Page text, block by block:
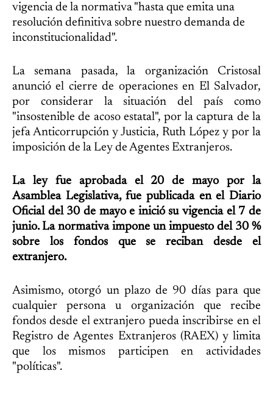
vigencia de la normativa "hasta que emita una
resolución definitiva sobre nuestro demanda de
inconstitucionalidad".
La semana pasada, la organización Cristosal
anunció el cierre de operaciones en El Salvador,
por considerar la situación del país como
"insostenible de acoso estatal", por la captura de la
jefa Anticorrupción y Justicia, Ruth López y por la
imposición de la Ley de Agentes Extranjeros.
La ley fue aprobada el 20 de mayo por la
Asamblea Legislativa, fue publicada en el Diario
Oficial del 30 de mayo e inició su vigencia el 7 de
junio. La normativa impone un impuesto del 30 %
sobre los fondos que se reciban desde el
extranjero.
Asimismo, otorgó un plazo de 90 días para que
cualquier persona u organización que recibe
fondos desde el extranjero pueda inscribirse en el
Registro de Agentes Extranjeros (RAEX) y limita
que los mismos participen en actividades
"políticas".